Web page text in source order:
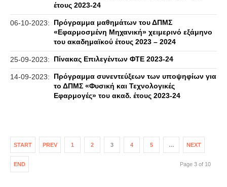
έτους 2023-24
06-10-2023:
Πρόγραμμα μαθημάτων του ΔΠΜΣ
«Εφαρμοσμένη Μηχανική» χειμερινό εξάμηνο
του ακαδημαϊκού έτους 2023 – 2024
25-09-2023: Πίνακας Επιλεγέντων ΦΤΕ 2023-24
14-09-2023:
Πρόγραμμα συνεντεύξεων των υποψηφίων για
το ΔΠΜΣ «Φυσική και Τεχνολογικές
Εφαρμογές» του ακαδ. έτους 2023-24
START PREV 1 2 3 4 5 … NEXT
END Page 3 of 10